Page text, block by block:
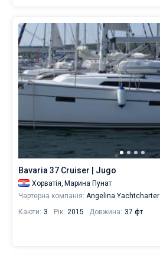
Bavaria 37 Cruiser | Jugo
Хорватія, Марина Пунат
Чартерна компанія: Angelina Yachtcharter
Каюти: 3 Рік: 2015 Довжина: 37 фт